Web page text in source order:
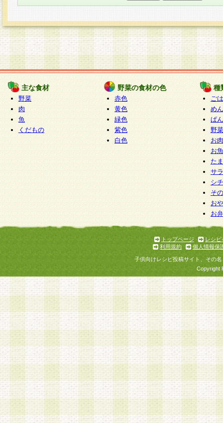
力いただく個人情報は第三者に提供しません。
○個人情報の委託について
個人情報の取り扱いを外部に委託する場合は、
情報管理基準を満たす企業を選定して委託を行
が行われるよう監督します。
○開示対象個人情報の開示等および問い合わせ窓口
本人からの求めにより、当社が本件により取得
報の利用目的の通知・開示・内容の訂正・追加
停止・消去及び第三者への提供の禁止（以下、
といいます。）に応じます。
開示等に応じる窓口は以下になります。
ぱくすく食堂個人情報お客様相談窓口 paku-
m
個人情報を与えることは任意ですが、個人情報
意をいただけない場合には、当社のサービスの
お問い合わせ・ご相談への対応ができない場合
主な食材
野菜
肉
魚
くだもの
野菜の食材の色
赤色
黄色
緑色
紫色
白色
種
ご
めん
ぱん
野
お
お
た
サ
シ
そ
お
お
トップページ
レシピ
利用規約
個人情報保
子供向けレシピ投稿サイト、その
Copyright